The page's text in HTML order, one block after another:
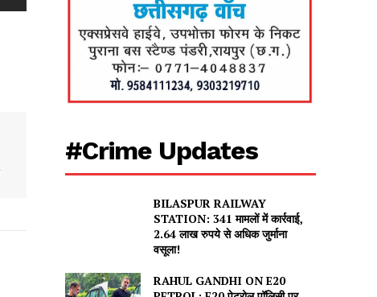
#Crime Updates
BILASPUR RAILWAY
STATION: 341 मामलों में कार्रवाई,
2.64 लाख रुपये से अधिक जुर्माना
वसूला!
RAHUL GANDHI ON E20